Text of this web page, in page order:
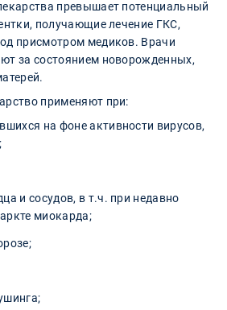
превышает потенциальный
получающие лечение ГКС,
присмотром медиков. Врачи
за состоянием новорожденных,
применяют при:
на фоне активности вирусов,
и сосудов, в т.ч. при недавно
миокарда;